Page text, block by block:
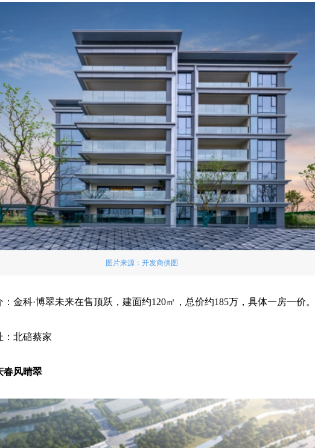
图片来源：开发商供图
：金科·博翠未来在售顶跃，建面约120㎡，总价约185万，具体一房一价。
：北碚蔡家
春风晴翠